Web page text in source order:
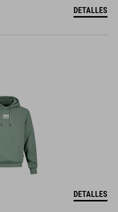
DETALLES
DETALLES